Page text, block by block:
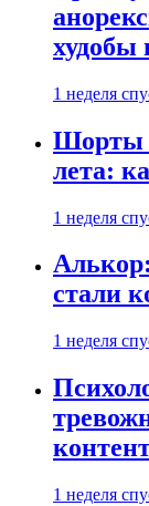
худобы
1 неделя
Шорты
лета:
1 неделя
стали
1 неделя
1 неделя